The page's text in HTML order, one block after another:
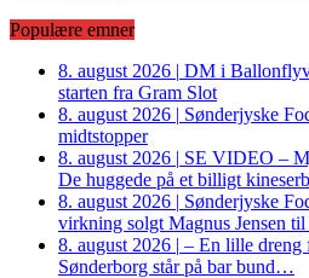
Populære emner
8. august 2026 | DM i
starten fra Gram Slot
8. august 2026 | Sønderjyske
midtstopper
8. august 2026 | SE VIDEO –
De huggede på et billigt
8. august 2026 | Sønderjyske
virkning solgt Magnus Jensen
8. august 2026 | – En lille dreng
Sønderborg står på bar bund…